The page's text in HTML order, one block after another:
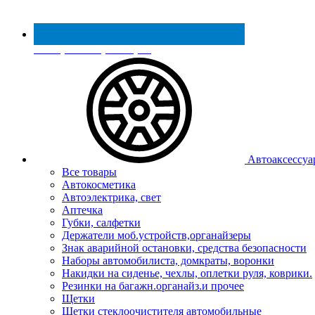
Реестр МинПромТорга
Все товары
Автокосметика
Автоэлектрика, свет
Аптечка
Губки, салфетки
Держатели моб.устройств,органайзеры
Знак аварийной остановки, средства безопасности
Наборы автомобилиста, домкраты, воронки
Накидки на сиденье, чехлы, оплетки руля, коврики.
Резинки на багажн.органайз.и прочее
Щетки
Щетки стеклоочистителя автомобильные